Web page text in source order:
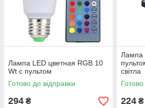
Лампа LED цветная RGB 10
Wt с пультом
Готово до відправки
294 ₴
Лампа
світла
224 ₴